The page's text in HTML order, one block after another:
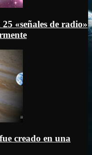
«señales de radio»
creado en una